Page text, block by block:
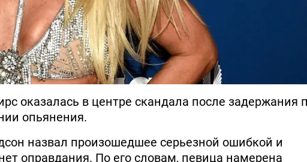
оказалась в центре скандала после задержания
опьянения.
назвал произошедшее серьезной ошибкой и
оправдания. По его словам, певица намерена